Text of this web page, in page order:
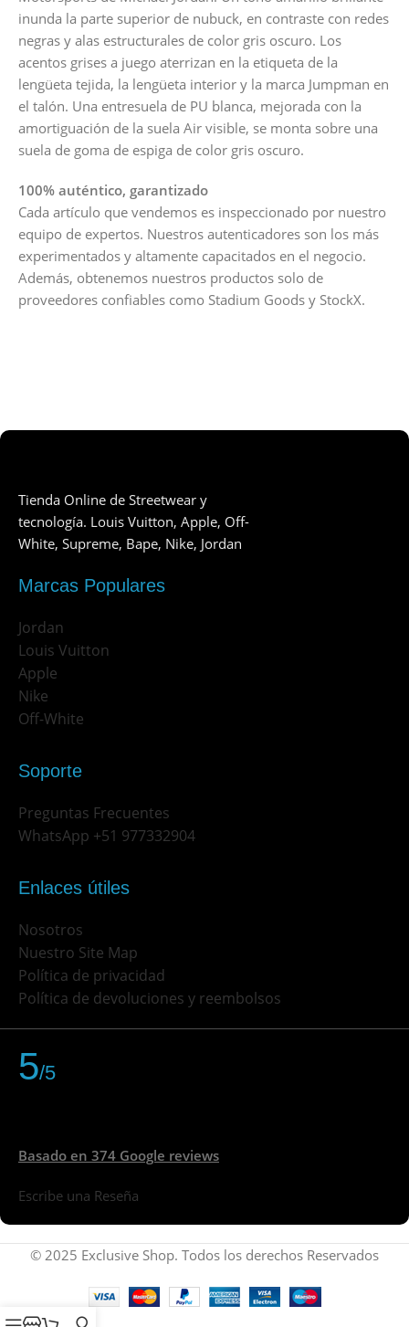
inunda la parte superior de nubuck, en contraste con redes
negras y alas estructurales de color gris oscuro. Los
acentos grises a juego aterrizan en la etiqueta de la
lengüeta tejida, la lengüeta interior y la marca Jumpman en
el talón. Una entresuela de PU blanca, mejorada con la
amortiguación de la suela Air visible, se monta sobre una
suela de goma de espiga de color gris oscuro.
100% auténtico, garantizado
Cada artículo que vendemos es inspeccionado por nuestro
equipo de expertos. Nuestros autenticadores son los más
experimentados y altamente capacitados en el negocio.
Además, obtenemos nuestros productos solo de
proveedores confiables como Stadium Goods y StockX.
Tienda Online de Streetwear y
tecnología. Louis Vuitton, Apple, Off-
White, Supreme, Bape, Nike, Jordan
Marcas Populares
Jordan
Louis Vuitton
Apple
Nike
Off-White
Soporte
Preguntas Frecuentes
WhatsApp +51 977332904
Enlaces útiles
Nosotros
Nuestro Site Map
Política de privacidad
Política de devoluciones y reembolsos
5/5
Basado en 374 Google reviews
Escribe una Reseña
© 2025 Exclusive Shop. Todos los derechos Reservados